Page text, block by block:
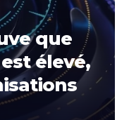
que
élevé,